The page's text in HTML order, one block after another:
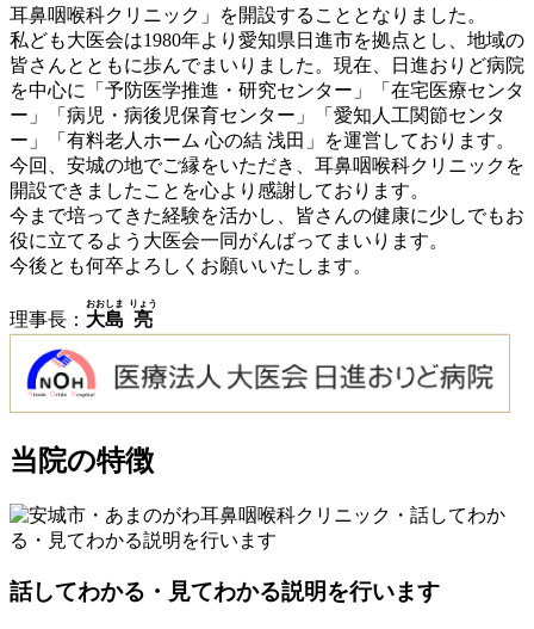
耳鼻咽喉科クリニック」を開設することとなりました。
私ども大医会は1980年より愛知県日進市を拠点とし、地域の
皆さんとともに歩んでまいりました。現在、日進おりど病院
を中心に「予防医学推進・研究センター」「在宅医療センタ
ー」「病児・病後児保育センター」「愛知人工関節センタ
ー」「有料老人ホーム 心の結 浅田」を運営しております。
今回、安城の地でご縁をいただき、耳鼻咽喉科クリニックを
開設できましたことを心より感謝しております。
今まで培ってきた経験を活かし、皆さんの健康に少しでもお
役に立てるよう大医会一同がんばってまいります。
今後とも何卒よろしくお願いいたします。
理事長： 大島
おおしま
亮
りょう
当院の特徴
話してわかる・見てわかる説明を行います